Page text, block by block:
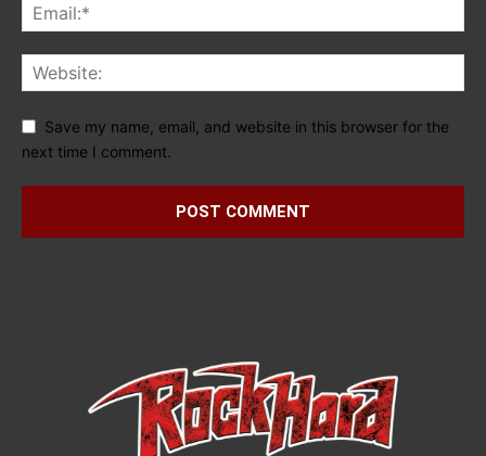
Save my name, email, and website in this browser for the
next time I comment.